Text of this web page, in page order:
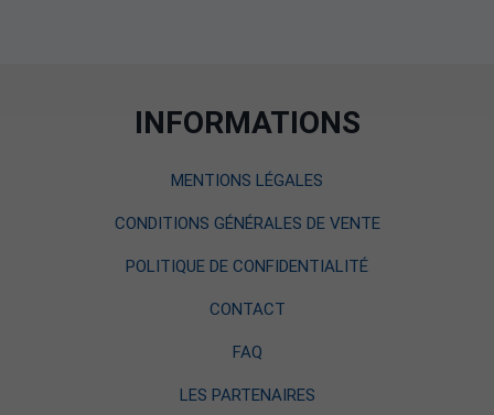
INFORMATIONS
MENTIONS LÉGALES
CONDITIONS GÉNÉRALES DE VENTE
POLITIQUE DE CONFIDENTIALITÉ
CONTACT
FAQ
LES PARTENAIRES